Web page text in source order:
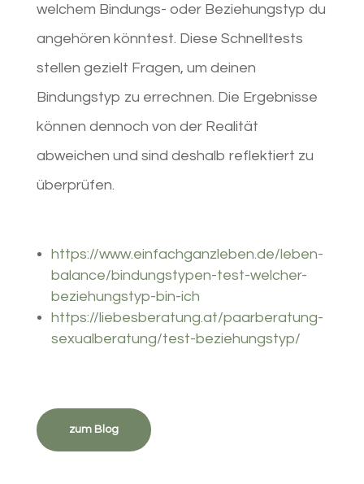
welchem Bindungs- oder Beziehungstyp du
angehören könntest. Diese Schnelltests
stellen gezielt Fragen, um deinen
Bindungstyp zu errechnen. Die Ergebnisse
können dennoch von der Realität
abweichen und sind deshalb reflektiert zu
überprüfen.
https://www.einfachganzleben.de/leben-
balance/bindungstypen-test-welcher-
beziehungstyp-bin-ich
https://liebesberatung.at/paarberatung-
sexualberatung/test-beziehungstyp/
zum Blog